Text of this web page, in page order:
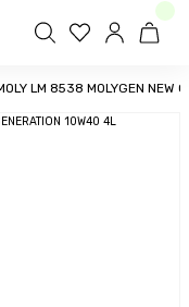
LM 8538 MOLYGEN NEW